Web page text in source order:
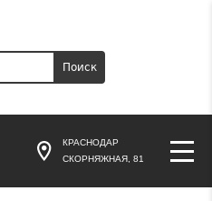
КРАСНОДАР
СКОРНЯЖНАЯ, 81